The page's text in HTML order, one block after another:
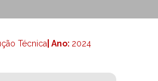
Técnica | Ano: 2024